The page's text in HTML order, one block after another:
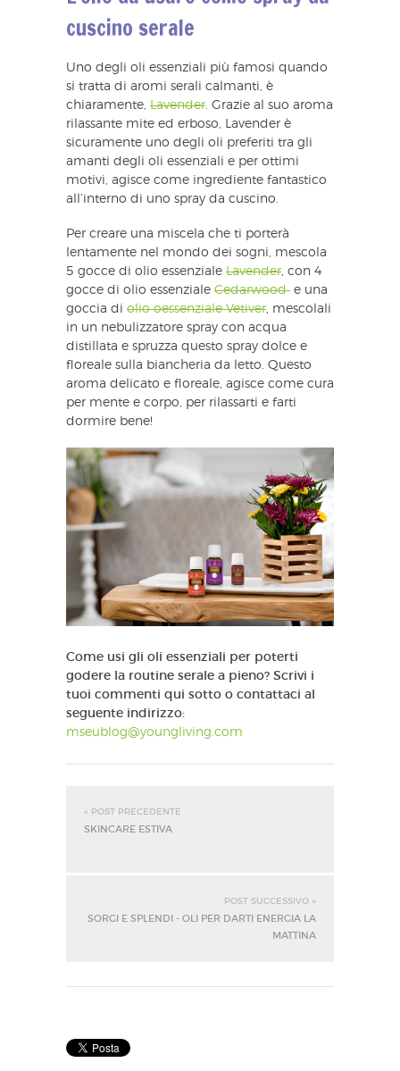
cuscino serale
Uno degli oli essenziali più famosi quando
si tratta di aromi serali calmanti, è
chiaramente, Lavender . Grazie al suo aroma
rilassante mite ed erboso, Lavender è
sicuramente uno degli oli preferiti tra gli
amanti degli oli essenziali e per ottimi
motivi, agisce come ingrediente fantastico
all’interno di uno spray da cuscino.
Per creare una miscela che ti porterà
lentamente nel mondo dei sogni, mescola
5 gocce di olio essenziale Lavender , con 4
gocce di olio essenziale Cedarwood e una
goccia di olio oessenziale Vetiver , mescolali
in un nebulizzatore spray con acqua
distillata e spruzza questo spray dolce e
floreale sulla biancheria da letto. Questo
aroma delicato e floreale, agisce come cura
per mente e corpo, per rilassarti e farti
dormire bene!
Come usi gli oli essenziali per poterti
godere la routine serale a pieno? Scrivi i
tuoi commenti qui sotto o contattaci al
seguente indirizzo:
mseublog@youngliving.com
« POST PRECEDENTE
SKINCARE ESTIVA
POST SUCCESSIVO »
SORGI E SPLENDI - OLI PER DARTI ENERGIA LA
MATTINA